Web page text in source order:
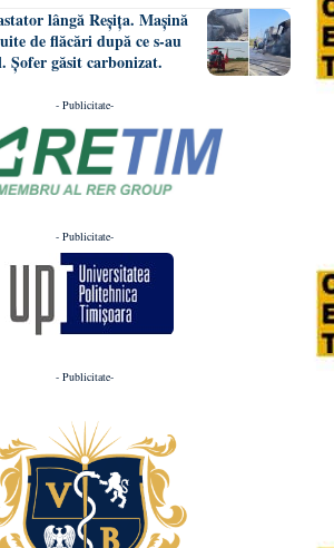
lângă Reșița. Mașină
de flăcări după ce s-au
găsit carbonizat.
- Publicitate-
- Publicitate-
- Publicitate-